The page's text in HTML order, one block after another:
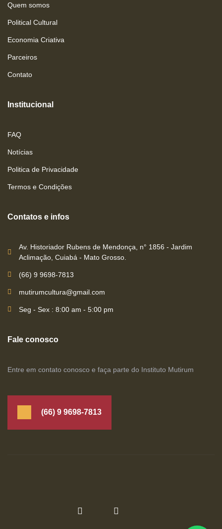
Quem somos
Political Cultural
Economia Criativa
Parceiros
Contato
Institucional
FAQ
Notícias
Politica de Privacidade
Termos e Condições
Contatos e infos
Av. Historiador Rubens de Mendonça, n° 1856 - Jardim
Aclimação, Cuiabá - Mato Grosso.
(66) 9 9698-7813
mutirumcultura@gmail.com
Seg - Sex : 8:00 am - 5:00 pm
Fale conosco
Entre em contato conosco e faça parte do Instituto Mutirum
(66) 9 9698-7813